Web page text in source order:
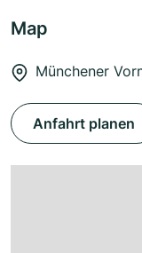
Map
Münchener
Anfahrt planen